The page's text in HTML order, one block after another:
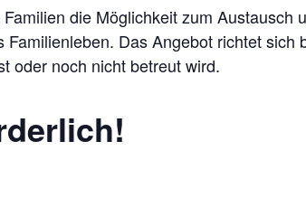
die Möglichkeit zum Austausch
Das Angebot richtet
oder noch nicht betreut wird.